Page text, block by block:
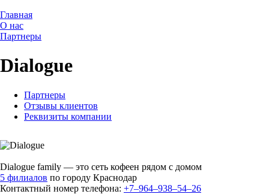
Главная
О нас
Партнеры
Dialogue
Партнеры
Отзывы клиентов
Реквизиты компании
Dialogue family — это сеть кофеен рядом с домом
5 филиалов по городу Краснодар
Контактный номер телефона: +7‒964‒938‒54‒26